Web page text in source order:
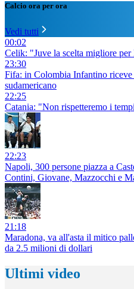
Calcio ora per ora
Vedi tutti
00:02
Celik: "Juve la scelta migliore per
23:30
Fifa: in Colombia Infantino
sudamericano
22:25
Catania: "Non rispetteremo i
22:23
Napoli, 300 persone piazza a
Contini, Giovane, Mazzocchi e
21:18
Maradona, va all'asta il mitico
da 2.5 milioni di dollari
Ultimi video